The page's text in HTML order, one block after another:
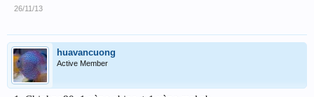
26/11/13
huavancuong
Active Member